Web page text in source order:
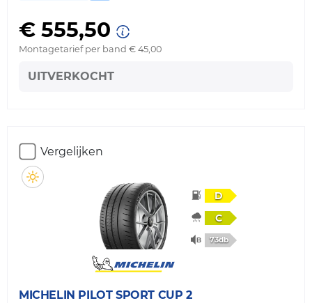
€ 555,50
Montagetarief per band € 45,00
UITVERKOCHT
Vergelijken
D
C
73db
MICHELIN PILOT SPORT CUP 2